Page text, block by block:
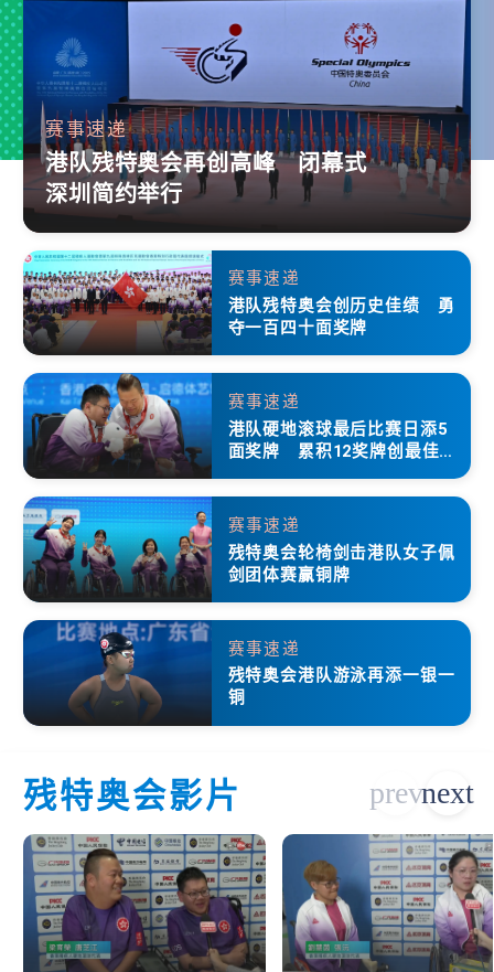
赛事速递
港队残特奥会再创高峰 闭幕式
深圳简约举行
赛事速递
港队残特奥会创历史佳绩 勇
夺一百四十面奖牌
赛事速递
港队硬地滚球最后比赛日添5
面奖牌 累积12奖牌创最佳成
赛事速递
残特奥会轮椅剑击港队女子佩
剑团体赛赢铜牌
赛事速递
残特奥会港队游泳再添一银一
铜
残特奥会影片